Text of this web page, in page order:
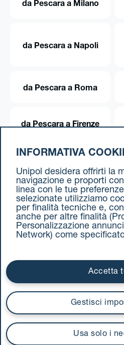
da Pescara a Milano
da Pescara a Napoli
da Pescara a Roma
da Pescara a Firenze
Documenti contrattuali
Via Stalingrado 37 - 40128 Bologna
Tel 051 5077111 - Fax 051 375349
unipolmove@pec.unipol.it
C.F. 03506831209 e P. IVA 03740811207
UnipolTech
INFORMATIVA
Unipol desidera offrirti la
navigazione e proporti
linea con le tue
selezionate utilizziamo
per finalità tecniche e,
anche per altre finalità
Personalizzazione
Network) come
Usa solo i
Gestisci
Accetta